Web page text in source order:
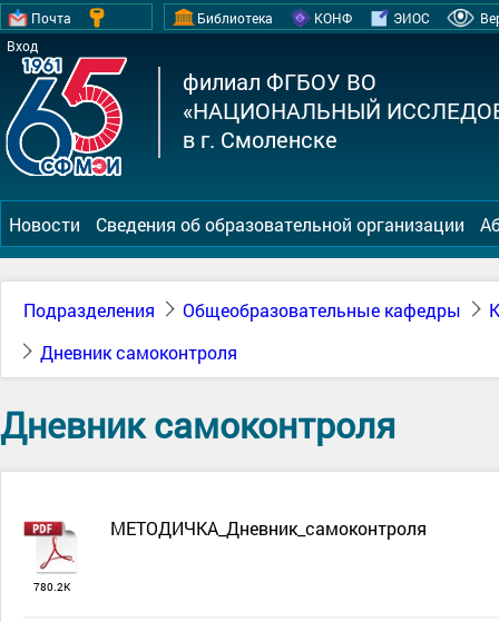
Почта
Вход
Библиотека КОНФ ЭИОС
филиал ФГБОУ ВО
«НАЦИОНАЛЬНЫЙ
в г. Смоленске
Новости Сведения об образовательной организации
Подразделения Общеобразовательные кафедры
Дневник самоконтроля
Дневник самоконтроля
780.2К
МЕТОДИЧКА_Дневник_самоконтроля